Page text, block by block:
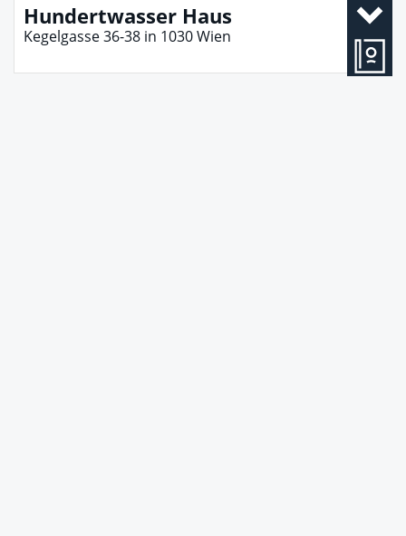
Hundertwasser Haus
Kegelgasse 36-38 in 1030Wien